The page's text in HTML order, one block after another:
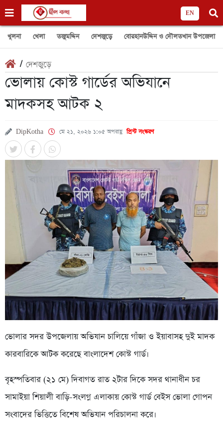
EN
খুলনা খেলা তজুমদ্দিন দেশজুড়ে বোরহানউদ্দিন ও দৌলতখান উপজেলা
/ দেশজুড়ে
ভোলায় কোস্ট গার্ডের অভিযানে
মাদকসহ আটক ২
DipKotha মে ২১, ২০২৬ ১:০৫ অপরাহ্ণপ্রিন্ট সংস্করণ
ভোলার সদর উপজেলায় অভিযান চালিয়ে গাঁজা ও ইয়াবাসহ দুই মাদক
কারবারিকে আটক করেছে বাংলাদেশ কোস্ট গার্ড।
বৃহস্পতিবার (২১ মে) দিবাগত রাত ২টার দিকে সদর থানাধীন চর
সামাইয়া শিয়ালী বাড়ি-সংলগ্ন এলাকায় কোস্ট গার্ড বেইস ভোলা গোপন
সংবাদের ভিত্তিতে বিশেষ অভিযান পরিচালনা করে।